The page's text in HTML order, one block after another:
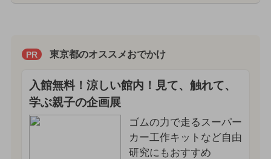
PR 東京都のオススメおでかけ
入館無料！涼しい館内！見て、触れて、
学ぶ親子の企画展
ゴムの力で走るスーパー
カー工作キットなど自由
研究にもおすすめ